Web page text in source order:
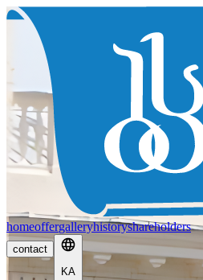
homeoffergalleryhistoryshareholders
contact
KA